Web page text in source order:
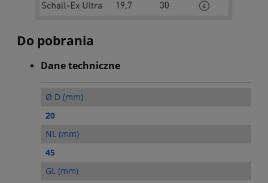
Do pobrania
Dane techniczne
Ø D (mm)
20
NL (mm)
45
GL (mm)